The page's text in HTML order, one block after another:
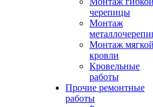
черепицы
Монтаж
Монтаж мягкой
кровли
Кровельные
работы
Прочие ремонтные
работы